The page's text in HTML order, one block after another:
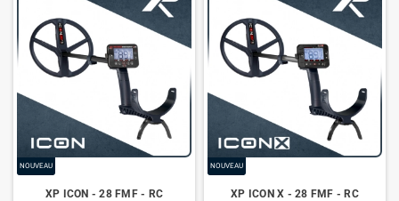
NOUVEAU
XP ICON - 28 FMF - RC
NOUVEAU
XP ICON X - 28 FMF - RC